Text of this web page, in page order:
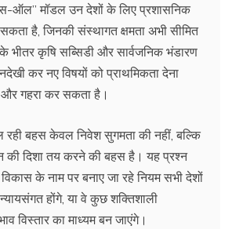
ऑल” मॉडल उन देशों के लिए प्रशासनिक
है, जिनकी संस्थागत क्षमता अभी सीमित
कृषि सब्सिडी और सार्वजनिक भंडारण
कर नए विषयों को प्राथमिकता देना
गहरा कर सकता है।
बहस केवल निवेश सुगमता की नहीं, बल्कि
की दिशा तय करने की बहस है। यह प्रश्न
के नाम पर बनाए जा रहे नियम सभी देशों
होंगे, या वे कुछ शक्तिशाली
विस्तार का माध्यम बन जाएंगे।